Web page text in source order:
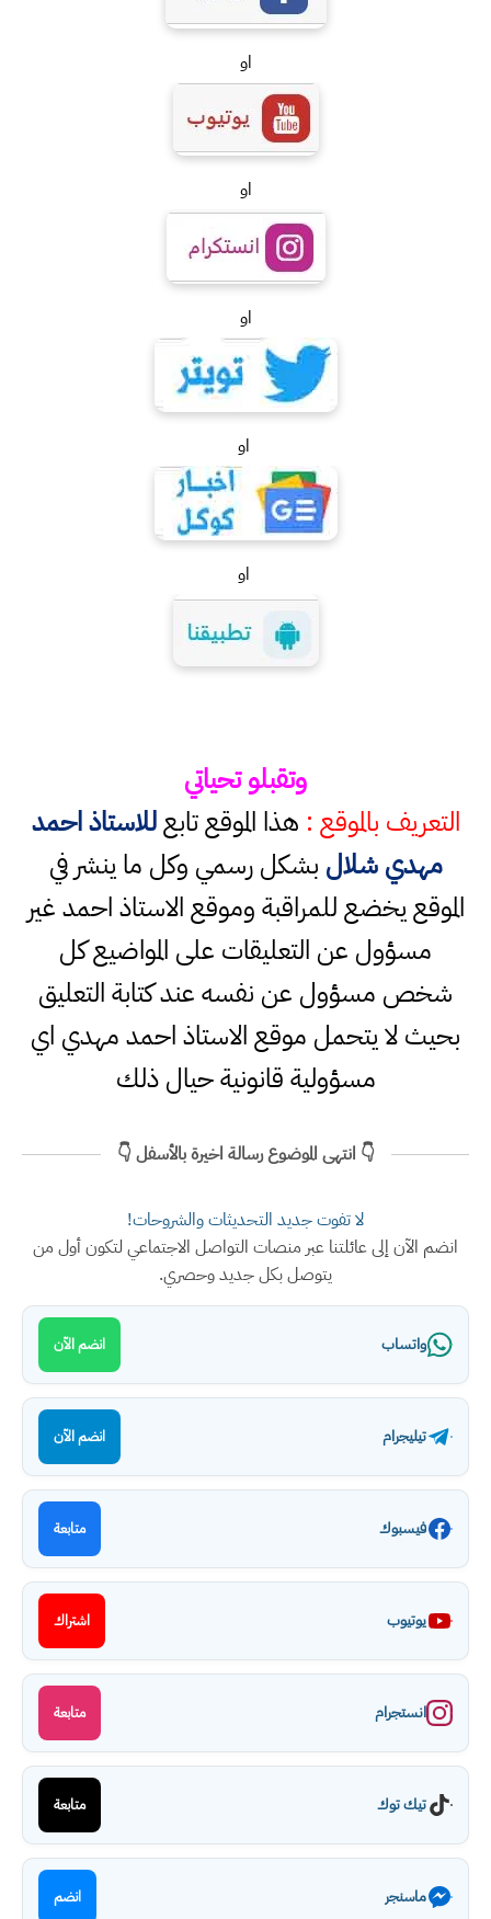
او
او
او
او
او
وتقبلو تحياتي
التعريف بالموقع : هذا الموقع تابعللاستاذ احمد
مهدي شلال بشكل رسمي وكل ما ينشر في
الموقع يخضع للمراقبة وموقع الاستاذ احمد غير
مسؤول عن التعليقات على المواضيع كل
شخص مسؤول عن نفسه عند كتابة التعليق
بحيث لا يتحمل موقع الاستاذ احمد مهدي اي
مسؤولية قانونية حيال ذلك
👇 انتهى الموضوع رسالة اخيرة بالأسفل 👇
لا تفوت جديد التحديثات والشروحات!
انضم الآن إلى عائلتنا عبر منصات التواصل الاجتماعي لتكون أول من
يتوصل بكل جديد وحصري.
واتساب انضم الآن
تيليجرام انضم الآن
فيسبوك متابعة
يوتيوب اشتراك
انستجرام متابعة
تيك توك متابعة
ماسنجر انضم